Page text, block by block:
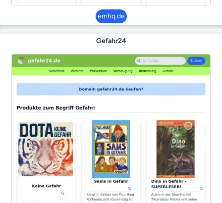
emhq.de
Gefahr24